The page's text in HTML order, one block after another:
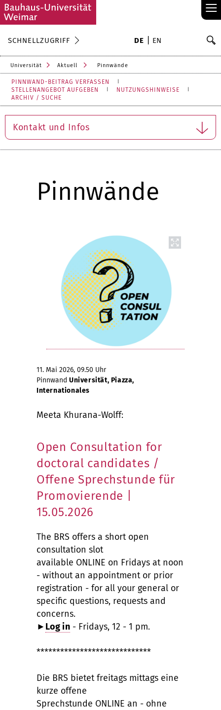
≡
SCHNELLZUGRIFF DE EN
Universität Aktuell Pinnwände
PINNWAND-BEITRAG VERFASSEN
STELLENANGEBOT AUFGEBEN
NUTZUNGSHINWEISE
ARCHIV / SUCHE
Kontakt und Infos
Pinnwände
11. Mai 2026, 09.50 Uhr
Pinnwand Universität, Piazza,
Internationales
Meeta Khurana-Wolff:
Open Consultation for
doctoral candidates /
Offene Sprechstunde für
Promovierende |
15.05.2026
The BRS offers a short open
consultation slot
available ONLINE on Fridays at noon
- without an appointment or prior
registration - for all your general or
specific questions, requests and
concerns.
► Log in- Fridays, 12 - 1 pm.
*****************************
Die BRS bietet freitags mittags eine
kurze offene
Sprechstunde ONLINE an - ohne